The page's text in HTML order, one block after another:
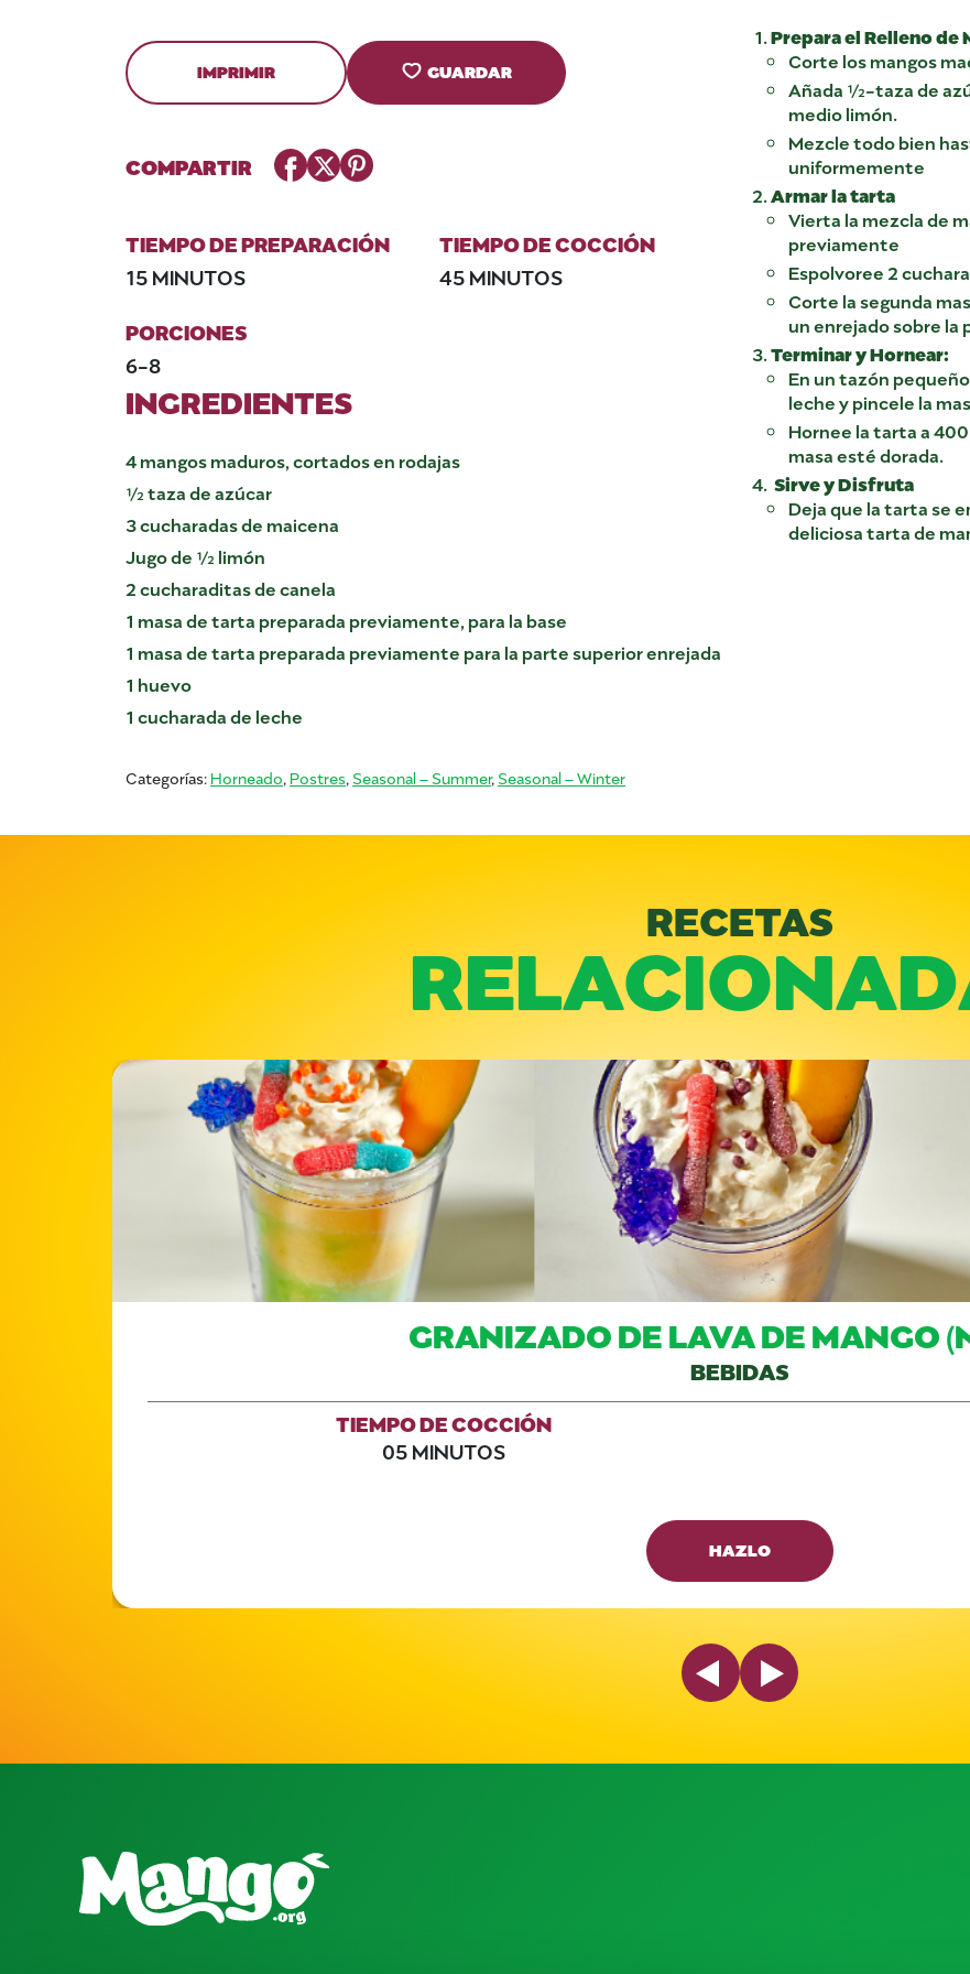
IMPRIMIR GUARDAR
COMPARTIR Facebook
TwitterPinterest
TIEMPO DE PREPARACIÓN
15 MINUTOS
TIEMPO DE COCCIÓN
45 MINUTOS
PORCIONES
6-8
INGREDIENTES
4 mangos maduros, cortados en rodajas
½ taza de azúcar
3 cucharadas de maicena
Jugo de ½ limón
2 cucharaditas de canela
1 masa de tarta preparada previamente, para la base
1 masa de tarta preparada previamente para la parte superior enrejada
1 huevo
1 cucharada de leche
Prepara el Relleno de
Corte los mangos
Añada ½-taza de
medio limón.
Mezcle todo bien
uniformemente
Armar la tarta
Vierta la mezcla de
previamente
Espolvoree 2
Corte la segunda
un enrejado sobre la
Terminar y Hornear:
En un tazón
leche y pincele la
Hornee la tarta a
masa esté dorada.
Sirve y Disfruta
Deja que la tarta se
deliciosa tarta de
Categorías:Horneado, Postres, Seasonal – Summer, Seasonal – Winter
RECETAS
GRANIZADO DE LAVA DE MANGO
BEBIDAS
TIEMPO DE COCCIÓN
05 MINUTOS
HAZLO
Previous SlideNext Slide